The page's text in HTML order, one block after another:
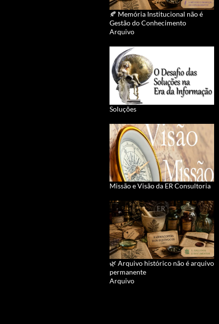
🍂 Memória Institucional não é
Gestão do Conhecimento
Arquivo
Soluções
Missão e Visão da ER Consultoria
🌿 Arquivo histórico não é arquivo
permanente
Arquivo